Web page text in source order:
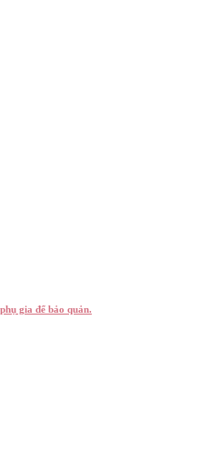
gia để bảo quản.